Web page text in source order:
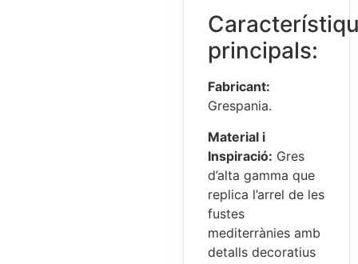
principals:
Fabricant:
Grespania.
Material i
Inspiració: Gres
d’alta gamma que
replica l’arrel de les
fustes
mediterrànies amb
detalls decoratius